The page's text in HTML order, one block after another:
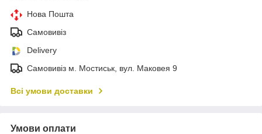
Нова Пошта
Самовивіз
Delivery
Самовивіз м. Мостиськ, вул. Маковея 9
Всі умови доставки
Умови оплати